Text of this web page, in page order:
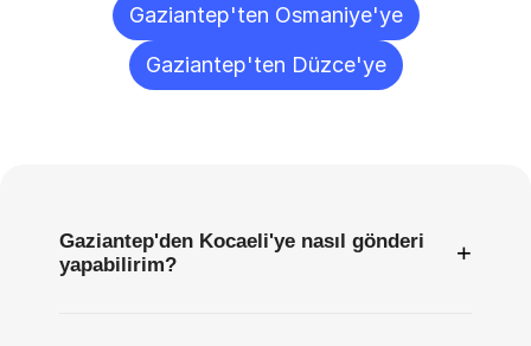
Gaziantep'ten Osmaniye'ye
Gaziantep'ten Düzce'ye
Gaziantep'den Kocaeli'ye nasıl gönderi
yapabilirim?
+